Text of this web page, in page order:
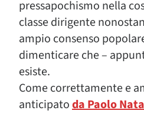
pressapochismo nella
classe dirigente
ampio consenso
dimenticare che –
esiste.
Come correttamente e
anticipatoda Paolo